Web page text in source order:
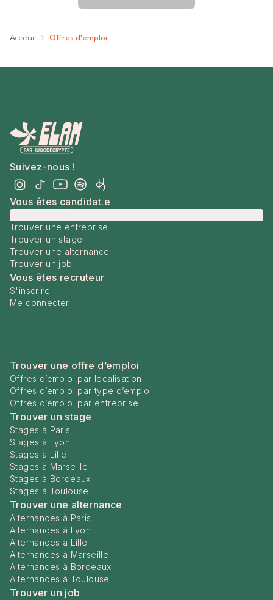
Acceuil Offres d'emploi
Suivez-nous !
Vous êtes candidat.e
Trouver une entreprise
Trouver un stage
Trouver une alternance
Trouver un job
Vous êtes recruteur
S'inscrire
Me connecter
Trouver une offre d’emploi
Offres d’emploi par localisation
Offres d’emploi par type d’emploi
Offres d’emploi par entreprise
Trouver un stage
Stages à Paris
Stages à Lyon
Stages à Lille
Stages à Marseille
Stages à Bordeaux
Stages à Toulouse
Trouver une alternance
Alternances à Paris
Alternances à Lyon
Alternances à Lille
Alternances à Marseille
Alternances à Bordeaux
Alternances à Toulouse
Trouver un job